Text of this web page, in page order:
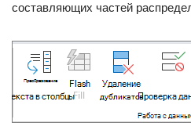
составляющих частей